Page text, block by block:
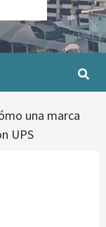
una marca
UPS